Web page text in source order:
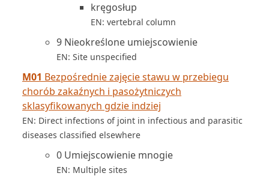
kręgosłup
EN: vertebral column
9 Nieokreślone umiejscowienie
EN: Site unspecified
M01 Bezpośrednie zajęcie stawu w przebiegu
chorób zakaźnych i pasożytniczych
sklasyfikowanych gdzie indziej
EN: Direct infections of joint in infectious and parasitic
diseases classified elsewhere
0 Umiejscowienie mnogie
EN: Multiple sites